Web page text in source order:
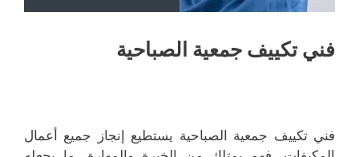
فني تكييف جمعية الصباحية
فني تكييف جمعية الصباحية يستطيع إنجاز جميع أعمال